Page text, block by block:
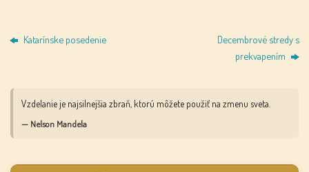
Katarínske posedenie
Decembrové stredy s
prekvapením
Vzdelanie je najsilnejšia zbraň, ktorú môžete použiť na zmenu sveta.
— Nelson Mandela